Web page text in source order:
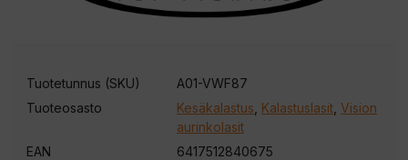
Tuotetunnus (SKU)
A01-VWF87
Tuoteosasto
Kesäkalastus Kalastuslasit Vision
aurinkolasit
EAN
6417512840675